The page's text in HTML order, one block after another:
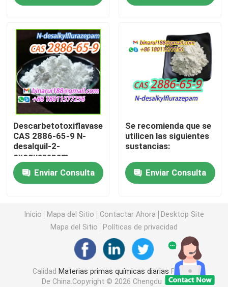
intermedios químicos finos
Intermedios agroquímicos
Productos químicos orgánicos básicos
Materias primas farmacéuticas
Aditivos alimentarios químicos
Añadidos del pienso
Aditivos Cosméticos
Botellas de vidrio de laboratorio
Descarbetotoxiflavasepato
CAS 2886-65-9 N-
desalquil-2-
oxoquazepam
Enviar Consulta
Se recomienda que se
utilicen las siguientes
sustancias:
Enviar Consulta
Inicio Mapa del Sitio Contactar Ahora
Desktop Site
Mapa del Sitio
Políticas de privacidad
Calidad Materias primas químicas diarias Fábrica
De China.Copyright © 2026 Chengdu Binarui